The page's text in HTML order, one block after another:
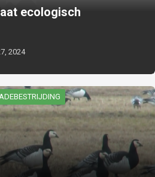
ecologisch
2024